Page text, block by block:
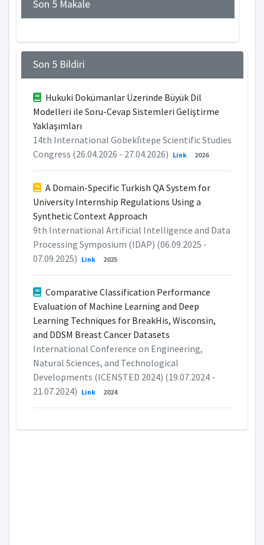
Son 5 Makale
Son 5 Bildiri
Hukuki Dokümanlar Üzerinde Büyük Dil
Modelleri ile Soru-Cevap Sistemleri Geliştirme
Yaklaşımları
14th International Göbekli̇tepe Scientific Studies
Congress (26.04.2026 - 27.04.2026) Link 2026
A Domain-Specific Turkish QA System for
University Internship Regulations Using a
Synthetic Context Approach
9th International Artificial Intelligence and Data
Processing Symposium (IDAP) (06.09.2025 -
07.09.2025) Link 2025
Comparative Classification Performance
Evaluation of Machine Learning and Deep
Learning Techniques for BreakHis, Wisconsin,
and DDSM Breast Cancer Datasets
International Conference on Engineering,
Natural Sciences, and Technological
Developments (ICENSTED 2024) (19.07.2024 -
21.07.2024) Link 2024